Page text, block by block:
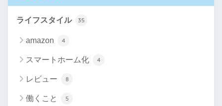
ライフスタイル 35
amazon 4
スマートホーム化 4
レビュー 8
働くこと 5